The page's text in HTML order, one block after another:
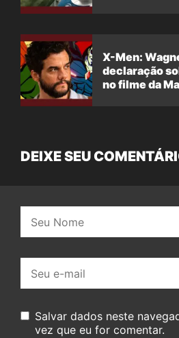
X-Men:
declaração
no filme da
DEIXE SEU
mail:
Salvar dados neste
vez que eu for comentar.